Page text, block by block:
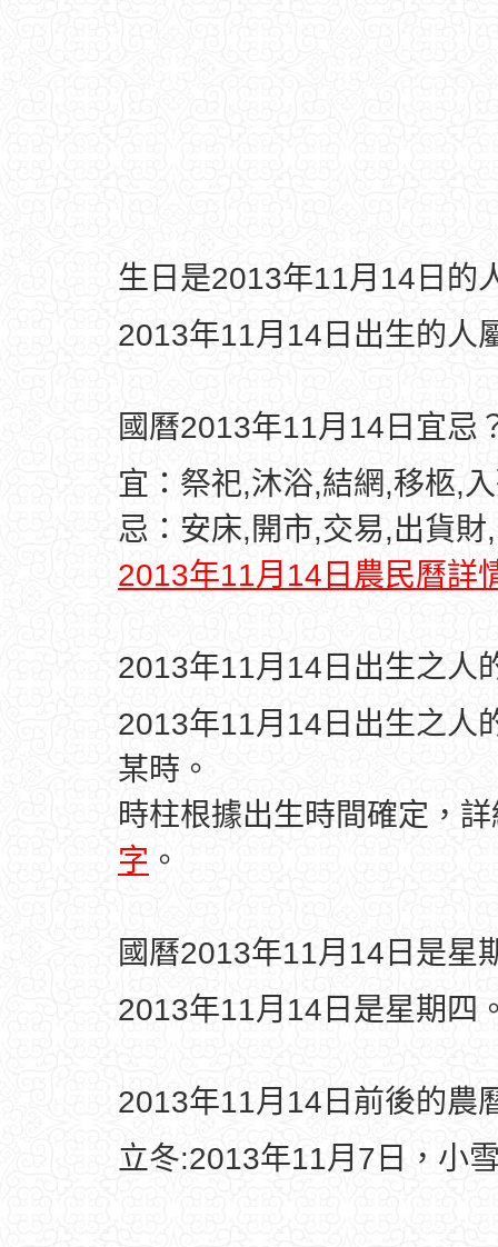
生日是2013年11月14日的
2013年11月14日出生的人
國曆2013年11月14日宜忌
宜：祭祀,沐浴,結網,移柩,
忌：安床,開市,交易,出貨
2013年11月14日農民曆詳
2013年11月14日出生之人
2013年11月14日出生之人
某時。
時柱根據出生時間確定，
字 。
國曆2013年11月14日是星
2013年11月14日是星期四
2013年11月14日前後的農
立冬:2013年11月7日，小